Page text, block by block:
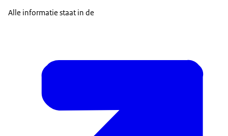
Alle informatie staat in de